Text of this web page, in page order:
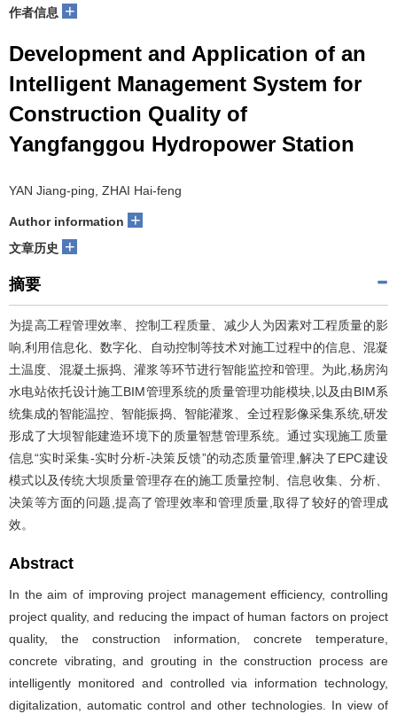
作者信息 +
Development and Application of an
Intelligent Management System for
Construction Quality of
Yangfanggou Hydropower Station
YAN Jiang-ping, ZHAI Hai-feng
Author information +
文章历史 +
摘要
为提高工程管理效率、控制工程质量、减少人为因素对工程质量的影
响,利用信息化、数字化、自动控制等技术对施工过程中的信息、混凝
土温度、混凝土振捣、灌浆等环节进行智能监控和管理。为此,杨房沟
水电站依托设计施工BIM管理系统的质量管理功能模块,以及由BIM系
统集成的智能温控、智能振捣、智能灌浆、全过程影像采集系统,研发
形成了大坝智能建造环境下的质量智慧管理系统。通过实现施工质量
信息“实时采集-实时分析-决策反馈”的动态质量管理,解决了EPC建设
模式以及传统大坝质量管理存在的施工质量控制、信息收集、分析、
决策等方面的问题,提高了管理效率和管理质量,取得了较好的管理成
效。
Abstract
In the aim of improving project management efficiency, controlling
project quality, and reducing the impact of human factors on project
quality, the construction information, concrete temperature,
concrete vibrating, and grouting in the construction process are
intelligently monitored and controlled via information technology,
digitalization, automatic control and other technologies. In view of